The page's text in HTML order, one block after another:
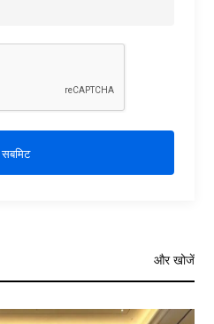
सबमिट
और खोजें